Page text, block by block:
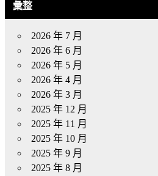
彙整
2026 年 7 月
2026 年 6 月
2026 年 5 月
2026 年 4 月
2026 年 3 月
2025 年 12 月
2025 年 11 月
2025 年 10 月
2025 年 9 月
2025 年 8 月